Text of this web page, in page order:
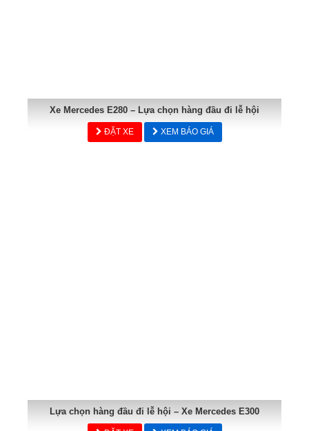
Xe Mercedes E280 – Lựa chọn hàng đầu đi lễ hội
ĐẶT XE XEM BÁO GIÁ
Lựa chọn hàng đầu đi lễ hội – Xe Mercedes E300